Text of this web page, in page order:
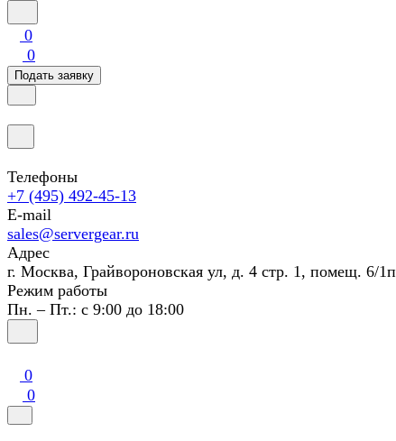
0
0
Подать заявку
Телефоны
+7 (495) 492-45-13
E-mail
sales@servergear.ru
Адрес
г. Москва, Грайвороновская ул, д. 4 стр. 1, помещ. 6/1п
Режим работы
Пн. – Пт.: с 9:00 до 18:00
0
0